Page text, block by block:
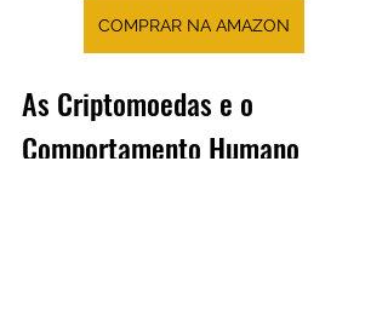
COMPRAR NA AMAZON
As Criptomoedas e o
Comportamento Humano